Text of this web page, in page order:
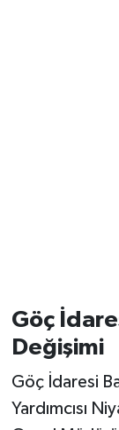
Göç
Değişimi
Göç İdaresi
Yardımcısı